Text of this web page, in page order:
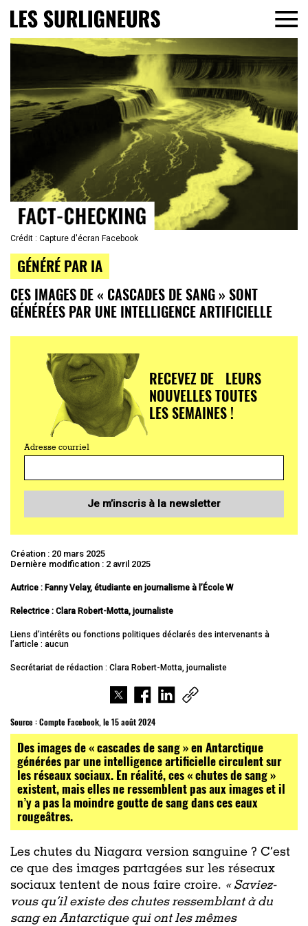
Crédit : Capture d'écran Facebook
GÉNÉRÉ PAR IA
CES IMAGES DE « CASCADES DE SANG » SONT
GÉNÉRÉES PAR UNE INTELLIGENCE ARTIFICIELLE
RECEVEZ DE LEURS
NOUVELLES TOUTES
LES SEMAINES !
Adresse courriel
Je m’inscris à la newsletter
Création : 20 mars 2025
Dernière modification : 2 avril 2025
Autrice : Fanny Velay, étudiante en journalisme à l’École W
Relectrice : Clara Robert-Motta, journaliste
Liens d’intérêts ou fonctions politiques déclarés des intervenants à
l’article : aucun
Secrétariat de rédaction : Clara Robert-Motta, journaliste
Source :Compte Facebook, le 15 août 2024
Des images de « cascades de sang » en Antarctique
générées par une intelligence artificielle circulent sur
les réseaux sociaux. En réalité, ces « chutes de sang »
existent, mais elles ne ressemblent pas aux images et il
n’y a pas la moindre goutte de sang dans ces eaux
rougeâtres.
Les chutes du Niagara version sanguine ? C’est
ce que des images partagées sur les réseaux
sociaux tentent de nous faire croire. « Saviez-
vous qu’il existe des chutes ressemblant à du
sang en Antarctique qui ont les mêmes